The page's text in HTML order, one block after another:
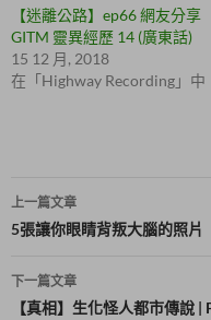
開
啟
)
在
新
視
窗
中
開
【迷離公路】ep66 網友分享
GITM 靈異經歷 14 (廣東話)
15 12 月, 2018
在「Highway Recording」中
文
章
導
覽
上一篇文章
5張讓你眼睛背叛大腦的照片
下一篇文章
【真相】生化怪人都市傳說 |